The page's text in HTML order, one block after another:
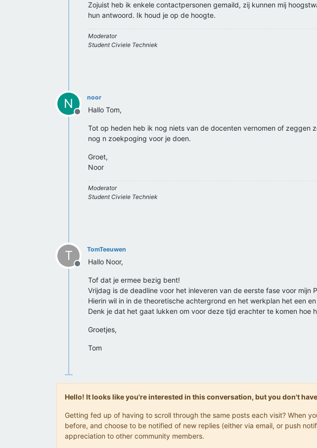
Zojuist heb ik enkele contactpersonen gemaild, zij kunnen mij
hun antwoord. Ik houd je op de hoogte.
Moderator
Student Civiele Techniek
N
Offline
noor
Hallo Tom,
Tot op heden heb ik nog niets van de docenten vernomen of zeggen
nog n zoekpoging voor je doen.
Groet,
Noor
Moderator
Student Civiele Techniek
T
Offline
TomTeeuwen
Hallo Noor,
Tof dat je ermee bezig bent!
Vrijdag is de deadline voor het inleveren van de eerste fase voor mijn
Hierin wil in in de theoretische achtergrond en het werkplan het een
Denk je dat het gaat lukken om voor deze tijd erachter te komen
Groetjes,
Tom
Hello! It looks like you're interested in this conversation, but you don't
Getting fed up of having to scroll through the same posts each visit? When
before, and choose to be notified of new replies (either via email, or push
appreciation to other community members.